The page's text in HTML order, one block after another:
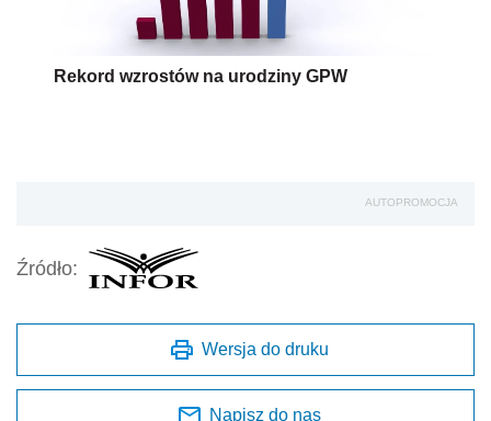
Rekord wzrostów na urodziny GPW
AUTOPROMOCJA
Źródło:
Wersja do druku
Napisz do nas